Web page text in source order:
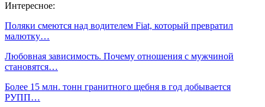
Интересное:
Поляки смеются над водителем Fiat, который превратил
малютку…
Любовная зависимость. Почему отношения с мужчиной
становятся…
Более 15 млн. тонн гранитного щебня в год добывается
РУПП…